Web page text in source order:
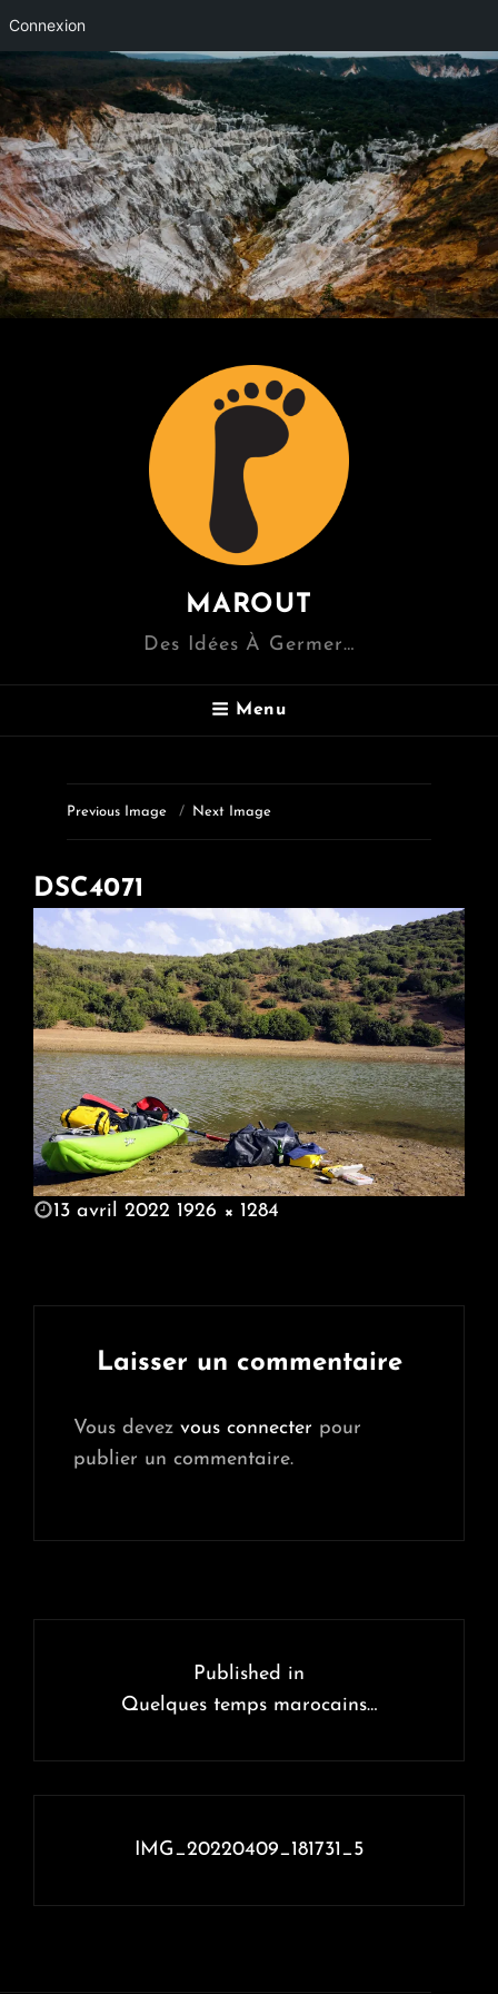
Connexion
MAROUT
Des Idées À Germer…
Menu
Previous Image Next Image
DSC4071
POSTED
13 avril 2022 1926 × 1284
Laisser un commentaire
Vous devez vous connecter pour
publier un commentaire.
l’article
Published in
Quelques temps marocains…
IMG_20220409_181731_5